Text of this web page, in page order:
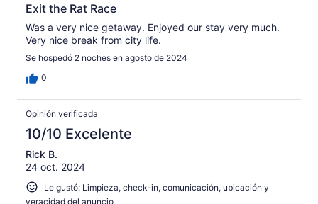
Exit the Rat Race
Was a very nice getaway. Enjoyed our stay very much.
Very nice break from city life.
Se hospedó 2 noches en agosto de 2024
0
Opinión verificada
10/10 Excelente
Rick B.
24 oct. 2024
Le gustó: Limpieza, check-in, comunicación, ubicación y
veracidad del anuncio